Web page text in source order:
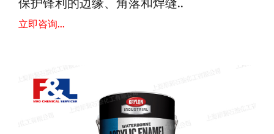
保护锋利的边缘、角落和焊缝..
立即咨询...